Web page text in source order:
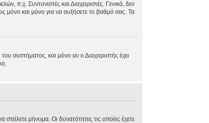
π.χ. Συντονιστές και Διαχειριστές. Γενικά, δεν
μόνο και μόνο για να αυξήσετε το βαθμό σας. Τα
συστήματος, και μόνο αν ο Διαχειριστής έχει
μήνυμα. Οι δυνατότητες τις οποίες έχετε